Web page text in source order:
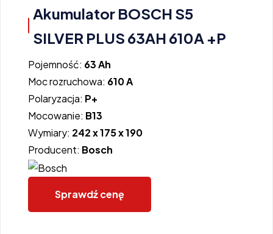
Akumulator BOSCH S5
SILVER PLUS 63AH 610A +P
Pojemność: 63 Ah
Moc rozruchowa: 610 A
Polaryzacja: P+
Mocowanie: B13
Wymiary: 242 x 175 x 190
Producent: Bosch
Sprawdź cenę